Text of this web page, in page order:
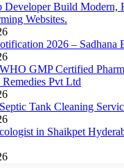
Developer Build Modern,
Websites.
2026 – Sadhana
GMP Certified
Pvt Ltd
Tank Cleaning
in Shaikpet